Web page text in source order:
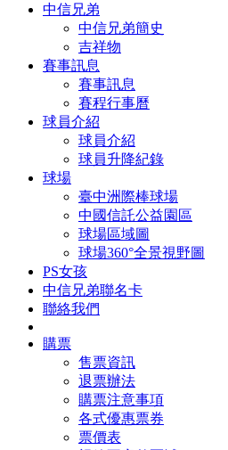
中信兄弟
中信兄弟簡史
吉祥物
賽事訊息
賽事訊息
賽程行事曆
球員介紹
球員介紹
球員升降紀錄
球場
臺中洲際棒球場
中國信託公益園區
球場區域圖
球場360°全景視野圖
PS女孩
中信兄弟聯名卡
聯絡我們
購票
售票資訊
退票辦法
購票注意事項
各式優惠票券
票價表